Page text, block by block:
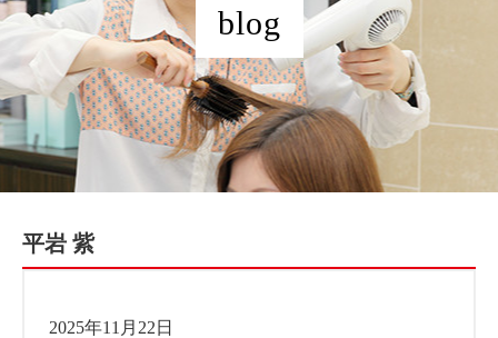
blog
平岩 紫
2025年11月22日